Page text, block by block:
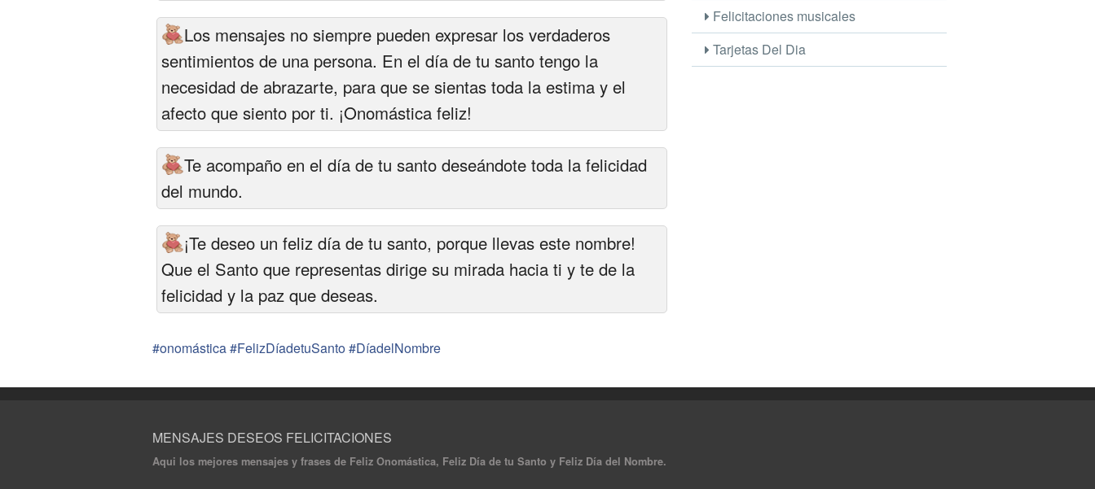
Los mensajes no siempre pueden expresar los verdaderos
sentimientos de una persona. En el día de tu santo tengo la
necesidad de abrazarte, para que se sientas toda la estima y el
afecto que siento por ti. ¡Onomástica feliz!
Te acompaño en el día de tu santo deseándote toda la felicidad
del mundo.
¡Te deseo un feliz día de tu santo, porque llevas este nombre!
Que el Santo que representas dirige su mirada hacia ti y te de la
felicidad y la paz que deseas.
#onomástica #FelizDíadetuSanto #DíadelNombre
Felicitaciones musicales
Tarjetas Del Dia
MENSAJES DESEOS FELICITACIONES
Aqui los mejores mensajes y frases de Feliz Onomástica, Feliz Día de tu Santo y Feliz Día del Nombre.